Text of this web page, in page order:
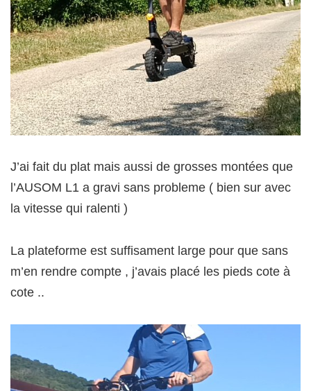
J’ai fait du plat mais aussi de grosses montées que
l’AUSOM L1 a gravi sans probleme ( bien sur avec
la vitesse qui ralenti )
La plateforme est suffisament large pour que sans
m’en rendre compte , j’avais placé les pieds cote à
cote ..